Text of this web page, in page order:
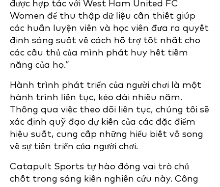
được hợp tác với West Ham United FC
Women để thu thập dữ liệu cần thiết giúp
các huấn luyện viên và học viên đưa ra quyết
định sáng suốt về cách hỗ trợ tốt nhất cho
các cầu thủ của mình phát huy hết tiềm
năng của họ.”
Hành trình phát triển của người chơi là một
hành trình liên tục, kéo dài nhiều năm.
Thông qua việc theo dõi liên tục, chúng tôi sẽ
xác định quỹ đạo dự kiến của các đặc điểm
hiệu suất, cung cấp những hiểu biết vô song
về sự tiến triển của người chơi.
Catapult Sports tự hào đóng vai trò chủ
chốt trong sáng kiến nghiên cứu này. Công